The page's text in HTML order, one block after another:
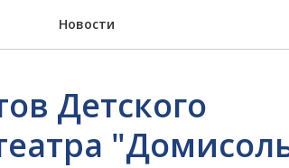
Новости
Детского